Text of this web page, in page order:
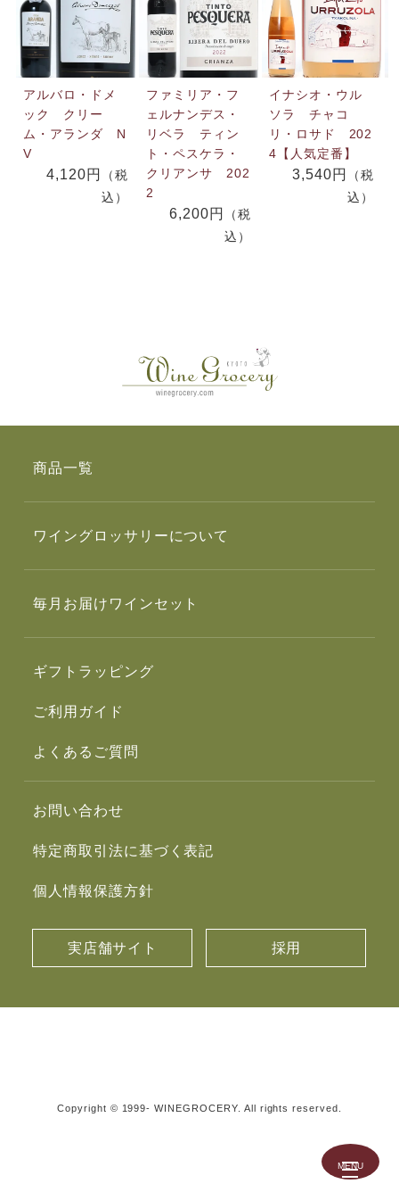
アルバロ・ドメ
ック クリー
ム・アランダ N
V
4,120円
（税
込）
ファミリア・フ
ェルナンデス・
リベラ ティン
ト・ペスケラ・
クリアンサ 202
2
6,200円
（税
込）
イナシオ・ウル
ソラ チャコ
リ・ロサド 202
4【人気定番】
3,540円
（税
込）
商品一覧
ワイングロッサリーについて
毎月お届けワインセット
ギフトラッピング
ご利用ガイド
よくあるご質問
お問い合わせ
特定商取引法に基づく表記
個人情報保護方針
実店舗サイト 採用
Copyright © 1999- WINEGROCERY. All rights reserved.